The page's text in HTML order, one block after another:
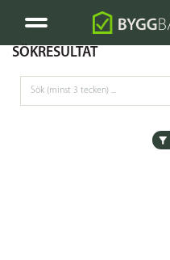
SÖKRESULTAT